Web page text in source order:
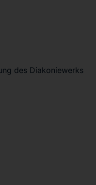
des Diakoniewerks